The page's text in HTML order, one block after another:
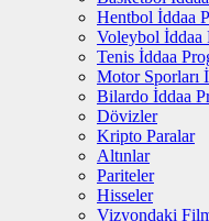
Hentbol İddaa
Voleybol İddaa
Tenis İddaa
Motor Sporları
Bilardo İddaa
Dövizler
Kripto Paralar
Altınlar
Pariteler
Hisseler
Vizyondaki